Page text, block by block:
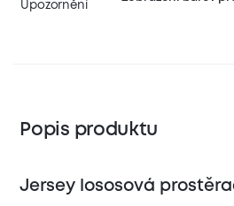
Upozornění
Popis produktu
Jersey lososová